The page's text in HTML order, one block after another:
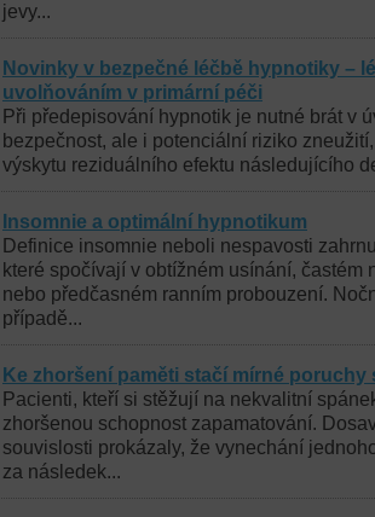
jevy...
Novinky v bezpečné léčbě hypnotiky –
uvolňováním v primární péči
Při předepisování hypnotik je nutné brát v
bezpečnost, ale i potenciální riziko
výskytu reziduálního efektu následujícího
Insomnie a optimální hypnotikum
Definice insomnie neboli nespavosti
které spočívají v obtížném usínání, častém
nebo předčasném ranním probouzení.
případě...
Ke zhoršení paměti stačí mírné poruchy
Pacienti, kteří si stěžují na nekvalitní
zhoršenou schopnost zapamatování.
souvislosti prokázaly, že vynechání
za následek...